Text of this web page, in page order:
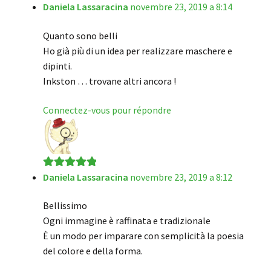
Note5sur 5
Daniela Lassaracina novembre 23, 2019 a 8:14
Quanto sono belli
Ho già più di un idea per realizzare maschere e
dipinti.
Inkston … trovane altri ancora !
Connectez-vous pour répondre
Note5sur 5
Daniela Lassaracina novembre 23, 2019 a 8:12
Bellissimo
Ogni immagine è raffinata e tradizionale
È un modo per imparare con semplicità la poesia
del colore e della forma.